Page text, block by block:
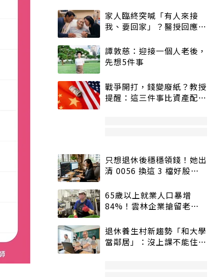
家人臨終突喊「有人來接
我、要回家」？醫授回應方
譚敦慈：迎接一個人老後，
先想5件事
戰爭開打，錢變廢紙？教授
提醒：這三件事比資產配置
只想退休後穩穩領錢！她出
清 0056 換這 3 檔好股：
65歲以上就業人口暴增
84%！雲林企業搶留老員
退休養生村新趨勢「和大學
當鄰居」：沒上課不能住、